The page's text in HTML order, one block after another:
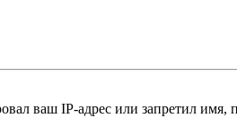
ваш IP-адрес или запретил имя,